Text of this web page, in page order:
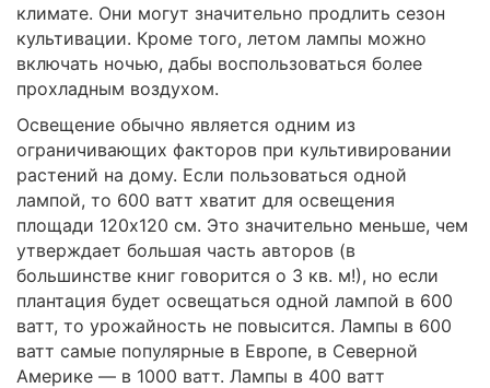
климате. Они могут значительно продлить сезон
культивации. Кроме того, летом лампы можно
включать ночью, дабы воспользоваться более
прохладным воздухом.
Освещение обычно является одним из
ограничивающих факторов при культивировании
растений на дому. Если пользоваться одной
лампой, то 600 ватт хватит для освещения
площади 120х120 см. Это значительно меньше, чем
утверждает большая часть авторов (в
большинстве книг говорится о 3 кв. м!), но если
плантация будет освещаться одной лампой в 600
ватт, то урожайность не повысится. Лампы в 600
ватт самые популярные в Европе, в Северной
Америке — в 1000 ватт. Лампы в 400 ватт